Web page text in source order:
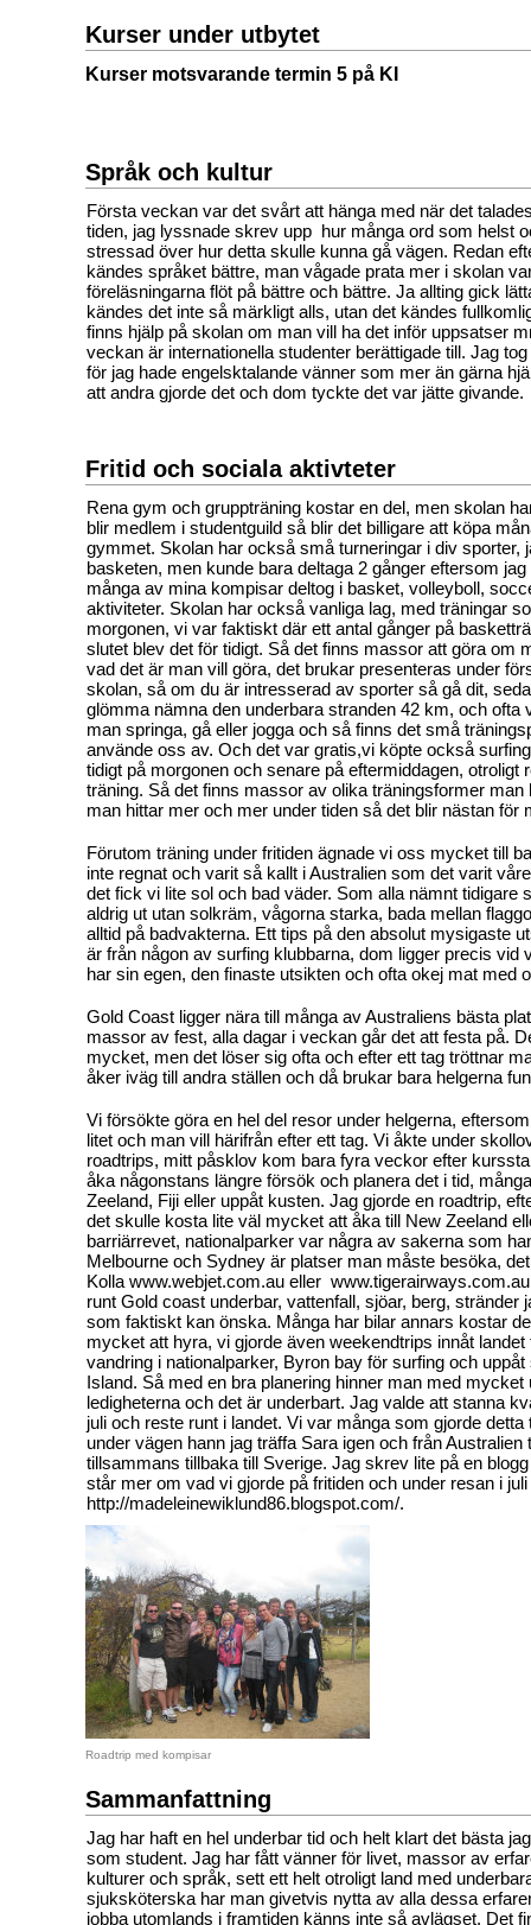
Kurser under utbytet
Kurser motsvarande termin 5 på KI
Språk och kultur
Första veckan var det svårt att hänga med när det
tiden, jag lyssnade skrev upp hur många ord som helst
stressad över hur detta skulle kunna gå vägen. Redan
kändes språket bättre, man vågade prata mer i skolan
föreläsningarna flöt på bättre och bättre. Ja allting gick
kändes det inte så märkligt alls, utan det kändes
finns hjälp på skolan om man vill ha det inför uppsatser
veckan är internationella studenter berättigade till. Jag
för jag hade engelsktalande vänner som mer än gärna
att andra gjorde det och dom tyckte det var jätte givande.
Fritid och sociala aktivteter
Rena gym och gruppträning kostar en del, men skolan
blir medlem i studentguild så blir det billigare att köpa
gymmet. Skolan har också små turneringar i div sporter,
basketen, men kunde bara deltaga 2 gånger eftersom
många av mina kompisar deltog i basket, volleyboll,
aktiviteter. Skolan har också vanliga lag, med träningar
morgonen, vi var faktiskt där ett antal gånger på
slutet blev det för tidigt. Så det finns massor att göra om
vad det är man vill göra, det brukar presenteras under
skolan, så om du är intresserad av sporter så gå dit,
glömma nämna den underbara stranden 42 km, och ofta
man springa, gå eller jogga och så finns det små
använde oss av. Och det var gratis,vi köpte också
tidigt på morgonen och senare på eftermiddagen, otroligt
träning. Så det finns massor av olika träningsformer man
man hittar mer och mer under tiden så det blir nästan för
Förutom träning under fritiden ägnade vi oss mycket till
inte regnat och varit så kallt i Australien som det varit
det fick vi lite sol och bad väder. Som alla nämnt tidigare
aldrig ut utan solkräm, vågorna starka, bada mellan
alltid på badvakterna. Ett tips på den absolut mysigaste
är från någon av surfing klubbarna, dom ligger precis vid
har sin egen, den finaste utsikten och ofta okej mat med
Gold Coast ligger nära till många av Australiens bästa
massor av fest, alla dagar i veckan går det att festa på.
mycket, men det löser sig ofta och efter ett tag tröttnar
åker iväg till andra ställen och då brukar bara helgerna
Vi försökte göra en hel del resor under helgerna,
litet och man vill härifrån efter ett tag. Vi åkte under
roadtrips, mitt påsklov kom bara fyra veckor efter
åka någonstans längre försök och planera det i tid,
Zeeland, Fiji eller uppåt kusten. Jag gjorde en roadtrip,
det skulle kosta lite väl mycket att åka till New Zeeland
barriärrevet, nationalparker var några av sakerna som
Melbourne och Sydney är platser man måste besöka,
Kolla www.webjet.com.au eller
runt Gold coast underbar, vattenfall, sjöar, berg, stränder
som faktiskt kan önska. Många har bilar annars kostar
mycket att hyra, vi gjorde även weekendtrips innåt landet
vandring i nationalparker, Byron bay för surfing och
Island. Så med en bra planering hinner man med mycket
ledigheterna och det är underbart. Jag valde att stanna
juli och reste runt i landet. Vi var många som gjorde
under vägen hann jag träffa Sara igen och från Australien
tillsammans tillbaka till Sverige. Jag skrev lite på en
står mer om vad vi gjorde på fritiden och under resan i juli
http://madeleinewiklund86.blogspot.com/.
Roadtrip med kompisar
Sammanfattning
Jag har haft en hel underbar tid och helt klart det bästa
som student. Jag har fått vänner för livet, massor av
kulturer och språk, sett ett helt otroligt land med
sjuksköterska har man givetvis nytta av alla dessa
jobba utomlands i framtiden känns inte så avlägset. Det